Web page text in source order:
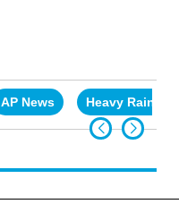
AP News Heavy Rains